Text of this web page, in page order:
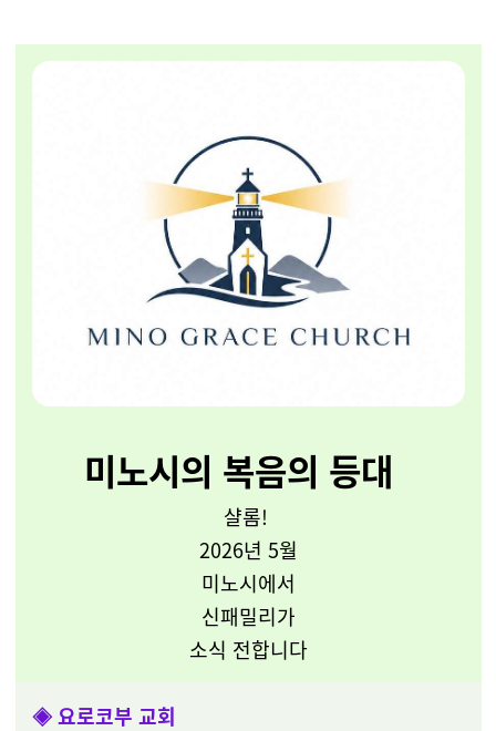
미노시의 복음의 등대
샬롬!
2026년 5월
미노시에서
신패밀리가
소식 전합니다
◈요로코부 교회